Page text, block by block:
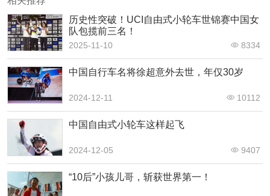
历史性突破！UCI自由式小轮车世锦赛中国女
队包揽前三名！
2025-11-10 8334
中国自行车名将徐超意外去世，年仅30岁
2024-12-11 10112
中国自由式小轮车这样起飞
2024-12-05 9407
“10后”小孩儿哥，斩获世界第一！